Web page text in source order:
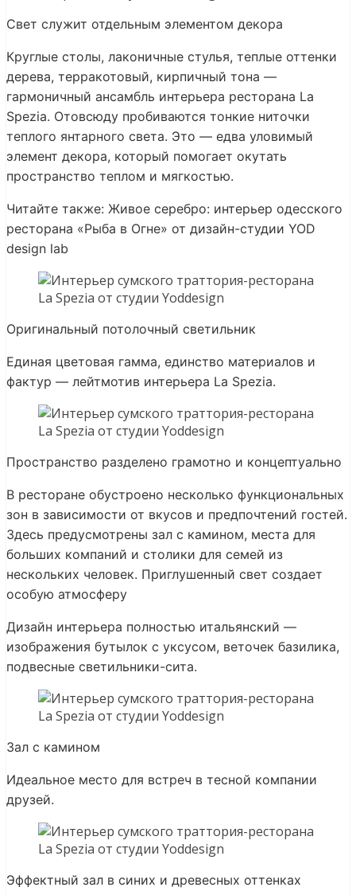
Свет служит отдельным элементом декора
Круглые столы, лаконичные стулья, теплые оттенки
дерева, терракотовый, кирпичный тона —
гармоничный ансамбль интерьера ресторана La
Spezia. Отовсюду пробиваются тонкие ниточки
теплого янтарного света. Это — едва уловимый
элемент декора, который помогает окутать
пространство теплом и мягкостью.
Читайте также: Живое серебро: интерьер одесского
ресторана «Рыба в Огне» от дизайн-студии YOD
design lab
Оригинальный потолочный светильник
Единая цветовая гамма, единство материалов и
фактур — лейтмотив интерьера La Spezia.
Пространство разделено грамотно и концептуально
В ресторане обустроено несколько функциональных
зон в зависимости от вкусов и предпочтений гостей.
Здесь предусмотрены зал с камином, места для
больших компаний и столики для семей из
нескольких человек. Приглушенный свет создает
особую атмосферу
Дизайн интерьера полностью итальянский —
изображения бутылок с уксусом, веточек базилика,
подвесные светильники-сита.
Зал с камином
Идеальное место для встреч в тесной компании
друзей.
Эффектный зал в синих и древесных оттенках